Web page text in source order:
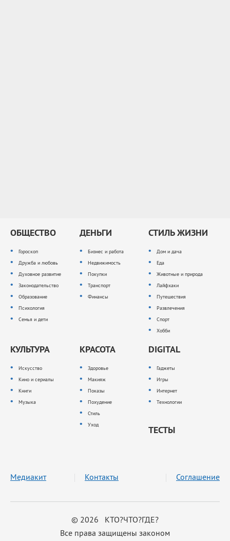
ОБЩЕСТВО
Гороскоп
Дружба и любовь
Духовное развитие
Законодательство
Образование
Психология
Семья и дети
ДЕНЬГИ
Бизнес и работа
Недвижимость
Покупки
Транспорт
Финансы
СТИЛЬ ЖИЗНИ
Дом и дача
Еда
Животные и природа
Лайфхаки
Путешествия
Развлечения
Спорт
Хобби
КУЛЬТУРА
Искусство
Кино и сериалы
Книги
Музыка
КРАСОТА
Здоровье
Макияж
Показы
Похудение
Стиль
Уход
DIGITAL
Гаджеты
Игры
Интернет
Технологии
ТЕСТЫ
© 2026 КТО?ЧТО?ГДЕ?
Все права защищены законом
Медиакит Контакты Соглашение